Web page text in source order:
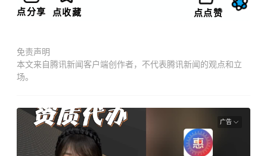
点分享 点收藏 点点赞
免责声明
本文来自腾讯新闻客户端创作者，不代表腾讯新闻的观点和立
场。
广告